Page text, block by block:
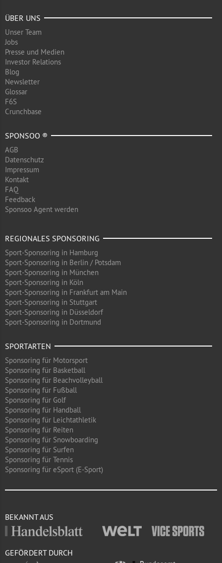
ÜBER UNS
Unser Team
Jobs
Presse und Medien
Investor Relations
Blog
Newsletter
Glossar
F6S
Crunchbase
SPONSOO ®
AGB
Datenschutz
Impressum
Kontakt
FAQ
Feedback
Sponsoo Agent werden
REGIONALES SPONSORING
Sport-Sponsoring in Hamburg
Sport-Sponsoring in Berlin / Potsdam
Sport-Sponsoring in München
Sport-Sponsoring in Köln
Sport-Sponsoring in Frankfurt am Main
Sport-Sponsoring in Stuttgart
Sport-Sponsoring in Düsseldorf
Sport-Sponsoring in Dortmund
SPORTARTEN
Sponsoring für Motorsport
Sponsoring für Basketball
Sponsoring für Beachvolleyball
Sponsoring für Fußball
Sponsoring für Golf
Sponsoring für Handball
Sponsoring für Leichtathletik
Sponsoring für Reiten
Sponsoring für Snowboarding
Sponsoring für Surfen
Sponsoring für Tennis
Sponsoring für eSport (E-Sport)
BEKANNT AUS
GEFÖRDERT DURCH